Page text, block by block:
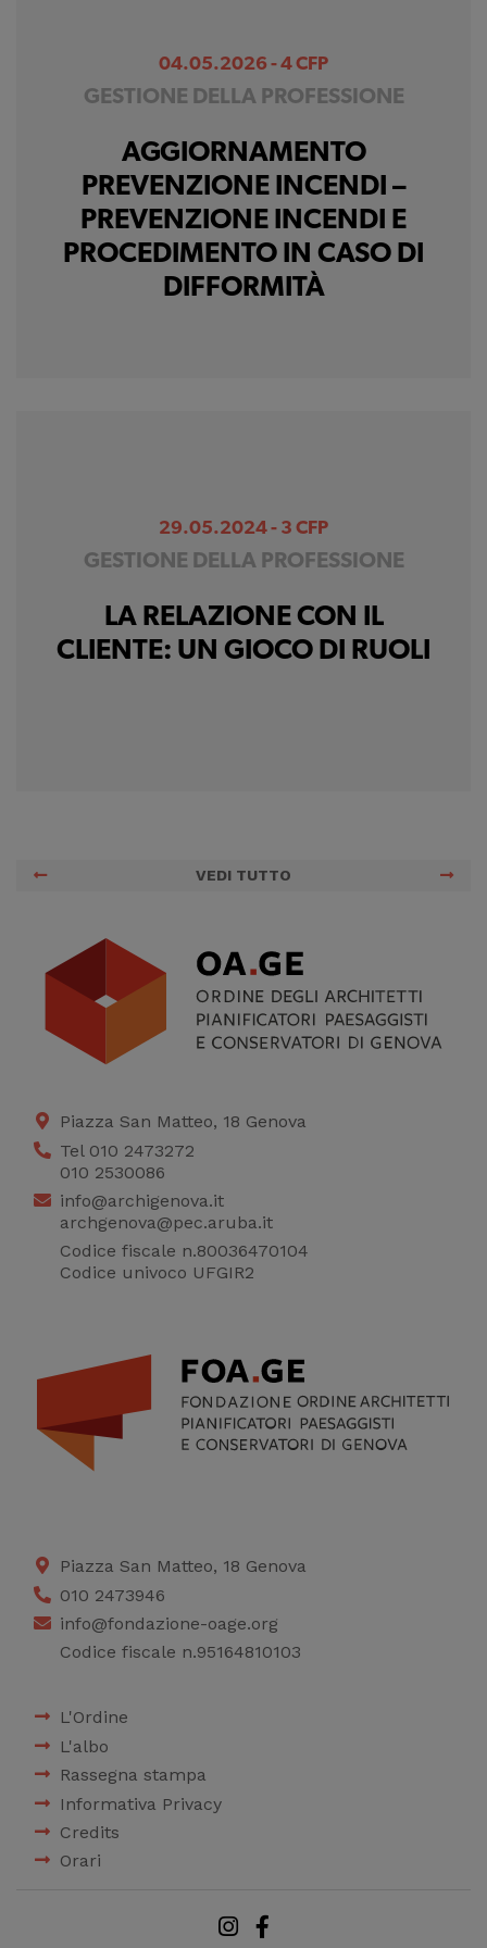
04.05.2026 - 4 CFP
GESTIONE DELLA PROFESSIONE
AGGIORNAMENTO
PREVENZIONE INCENDI –
PREVENZIONE INCENDI E
PROCEDIMENTO IN CASO DI
DIFFORMITÀ
29.05.2024 - 3 CFP
GESTIONE DELLA PROFESSIONE
LA RELAZIONE CON IL
CLIENTE: UN GIOCO DI RUOLI
VEDI TUTTO
Piazza San Matteo, 18 Genova
Tel 010 2473272
010 2530086
info@archigenova.it
archgenova@pec.aruba.it
Codice fiscale n.80036470104
Codice univoco UFGIR2
Piazza San Matteo, 18 Genova
010 2473946
info@fondazione-oage.org
Codice fiscale n.95164810103
L'Ordine
L'albo
Rassegna stampa
Informativa Privacy
Credits
Orari